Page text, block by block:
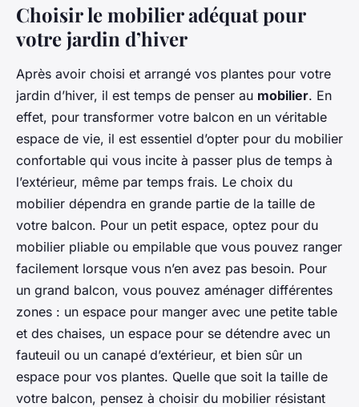
Choisir le mobilier adéquat pour
votre jardin d’hiver
Après avoir choisi et arrangé vos plantes pour votre
jardin d’hiver, il est temps de penser au mobilier. En
effet, pour transformer votre balcon en un véritable
espace de vie, il est essentiel d’opter pour du mobilier
confortable qui vous incite à passer plus de temps à
l’extérieur, même par temps frais. Le choix du
mobilier dépendra en grande partie de la taille de
votre balcon. Pour un petit espace, optez pour du
mobilier pliable ou empilable que vous pouvez ranger
facilement lorsque vous n’en avez pas besoin. Pour
un grand balcon, vous pouvez aménager différentes
zones : un espace pour manger avec une petite table
et des chaises, un espace pour se détendre avec un
fauteuil ou un canapé d’extérieur, et bien sûr un
espace pour vos plantes. Quelle que soit la taille de
votre balcon, pensez à choisir du mobilier résistant